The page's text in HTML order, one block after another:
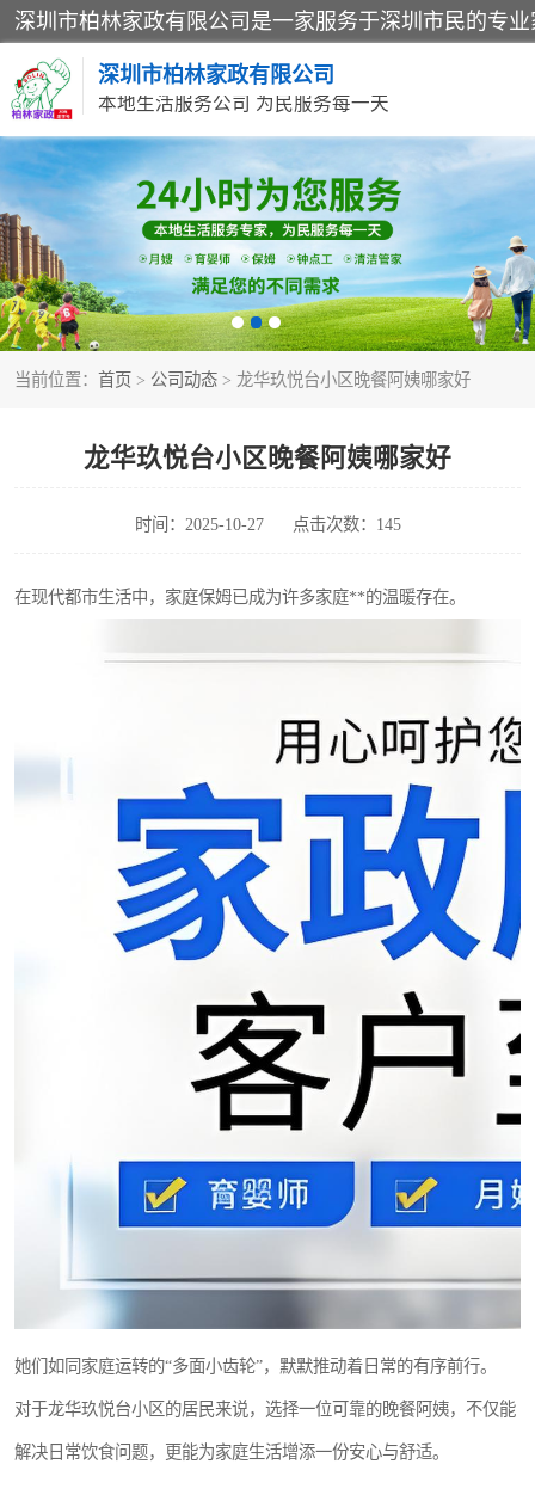
深圳市柏林家政有限公司
本地生活服务公司 为民服务每一天
当前位置： 首页 > 公司动态 > 龙华玖悦台小区晚餐阿姨哪家好
龙华玖悦台小区晚餐阿姨哪家好
时间：2025-10-27 点击次数：145
在现代都市生活中，家庭保姆已成为许多家庭**的温暖存在。
她们如同家庭运转的“多面小齿轮”，默默推动着日常的有序前行。
对于龙华玖悦台小区的居民来说，选择一位可靠的晚餐阿姨，不仅能
解决日常饮食问题，更能为家庭生活增添一份安心与舒适。
家居保洁
家庭保姆